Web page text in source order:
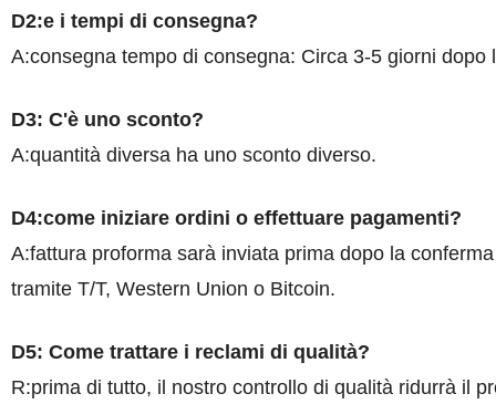
D2:e i tempi di consegna?
A:consegna tempo di consegna: Circa 3-5 giorni
D3: C'è uno sconto?
A:quantità diversa ha uno sconto diverso.
D4:come iniziare ordini o effettuare pagamenti?
A:fattura proforma sarà inviata prima dopo la
tramite T/T, Western Union o Bitcoin.
D5: Come trattare i reclami di qualità?
R:prima di tutto, il nostro controllo di qualità ridurrà il